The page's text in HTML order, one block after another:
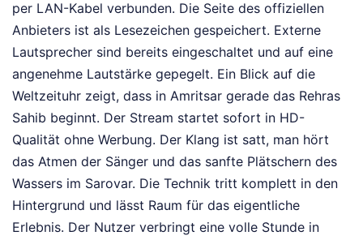
per LAN-Kabel verbunden. Die Seite des offiziellen
Anbieters ist als Lesezeichen gespeichert. Externe
Lautsprecher sind bereits eingeschaltet und auf eine
angenehme Lautstärke gepegelt. Ein Blick auf die
Weltzeituhr zeigt, dass in Amritsar gerade das Rehras
Sahib beginnt. Der Stream startet sofort in HD-
Qualität ohne Werbung. Der Klang ist satt, man hört
das Atmen der Sänger und das sanfte Plätschern des
Wassers im Sarovar. Die Technik tritt komplett in den
Hintergrund und lässt Raum für das eigentliche
Erlebnis. Der Nutzer verbringt eine volle Stunde in